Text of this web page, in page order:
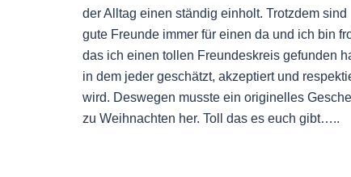
der Alltag einen ständig einholt. Trotzdem sind
gute Freunde immer für einen da und ich bin
das ich einen tollen Freundeskreis gefunden
in dem jeder geschätzt, akzeptiert und
wird. Deswegen musste ein originelles
zu Weihnachten her. Toll das es euch gibt…..